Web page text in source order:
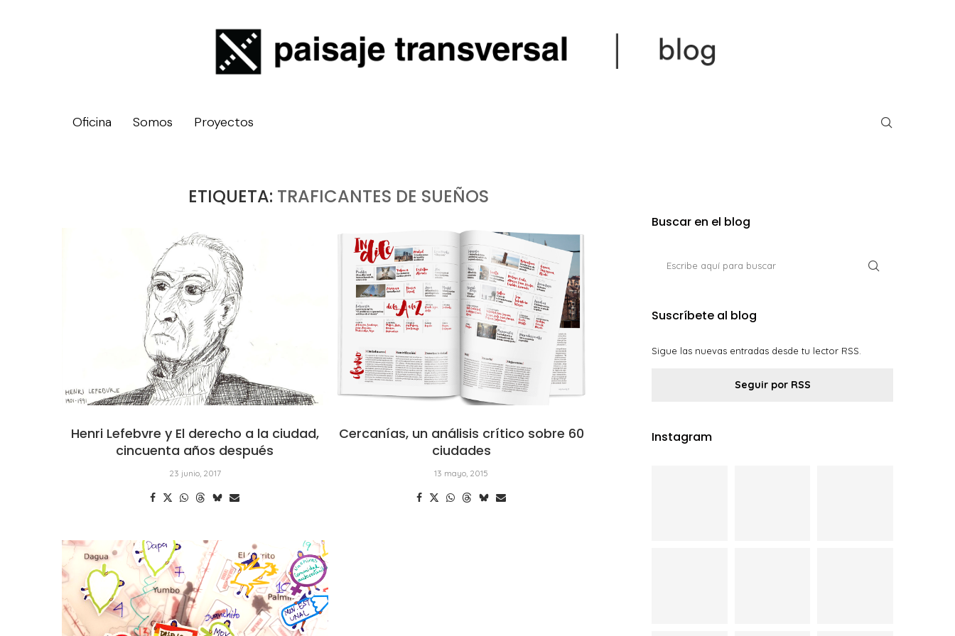
Oficina Somos Proyectos
ETIQUETA: TRAFICANTES DE SUEÑOS
Henri Lefebvre y El derecho a la ciudad,
cincuenta años después
23 junio, 2017
Cercanías, un análisis crítico sobre 60
ciudades
13 mayo, 2015
Buscar en el blog
Suscríbete al blog
Sigue las nuevas entradas desde tu lector RSS.
Seguir por RSS
Instagram